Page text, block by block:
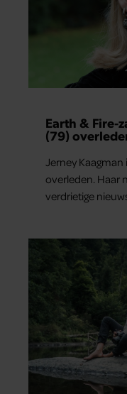
Earth & Fire-
(79)
Jerney
overleden. Haar
verdrietige